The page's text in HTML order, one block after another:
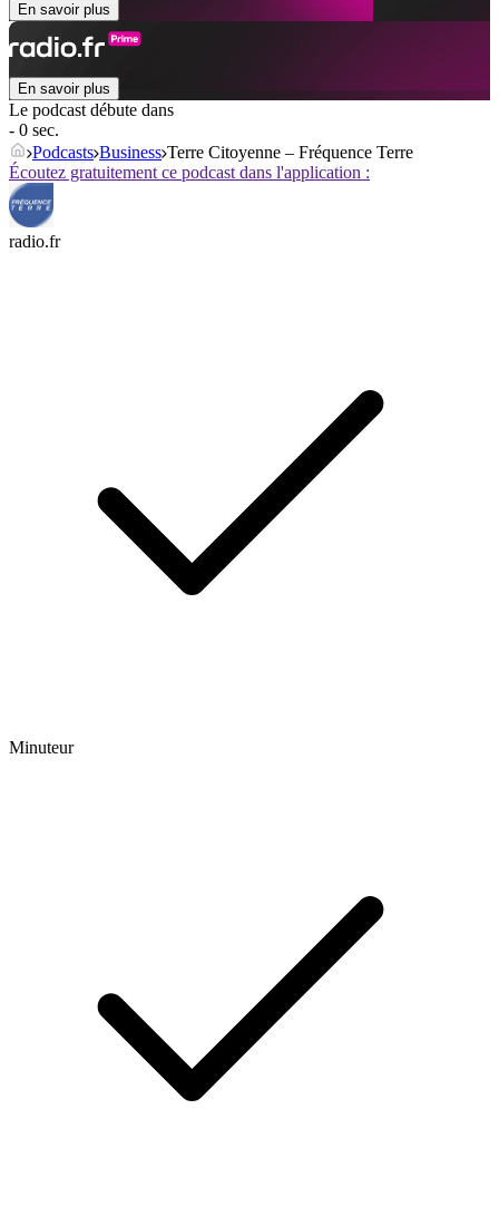
En savoir plus
En savoir plus
Le podcast débute dans
- 0 sec.
Podcasts Business Terre Citoyenne – Fréquence Terre
Écoutez gratuitement ce podcast dans l'application :
radio.fr
Minuteur